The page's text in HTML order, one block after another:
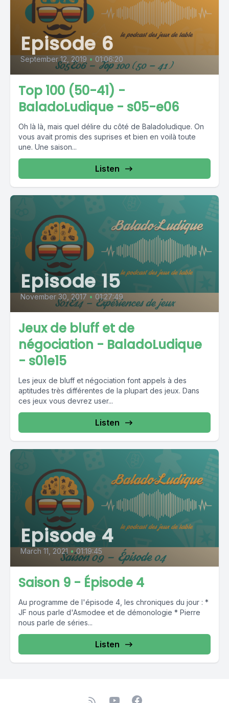
Episode 6
September 12, 2019 • 01:06:20
Top 100 (50-41) -
BaladoLudique - s05-e06
Oh là là, mais quel délire du côté de Baladoludique. On
vous avait promis des suprises et bien en voilà toute
une. Une saison...
Listen
Episode 15
November 30, 2017 • 01:27:49
Jeux de bluff et de
négociation - BaladoLudique
- s01e15
Les jeux de bluff et négociation font appels à des
aptitudes très différentes de la plupart des jeux. Dans
ces jeux vous devrez user...
Listen
Episode 4
March 11, 2021 • 01:19:45
Saison 9 - Épisode 4
Au programme de l'épisode 4, les chroniques du jour : *
JF nous parle d'Asmodee et de démonologie * Pierre
nous parle de séries...
Listen